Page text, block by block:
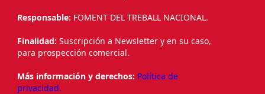
Responsable: FOMENT DEL TREBALL NACIONAL.
Finalidad: Suscripción a Newsletter y en su caso,
para prospección comercial.
Más información y derechos: Política de
privacidad.